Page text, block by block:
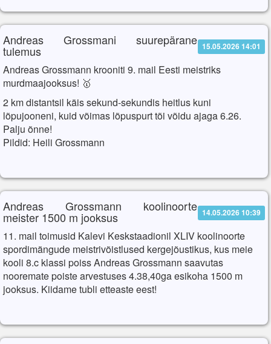
Andreas Grossmani suurepärane
tulemus 15.05.2026 14:01
Andreas Grossmann krooniti 9. mail Eesti meistriks
murdmaajooksus! 🥇
2 km distantsil käis sekund-sekundis heitlus kuni
lõpujooneni, kuid võimas lõpuspurt tõi võidu ajaga 6.26.
Palju õnne!
Pildid: Heili Grossmann
Andreas Grossmann koolinoorte
meister 1500 m jooksus 14.05.2026 10:39
11. mail toimusid Kalevi Keskstaadionil XLIV koolinoorte
spordimängude meistrivõistlused kergejõustikus, kus meie
kooli 8.c klassi poiss Andreas Grossmann saavutas
nooremate poiste arvestuses 4.38,40ga esikoha 1500 m
jooksus. Kiidame tubli etteaste eest!